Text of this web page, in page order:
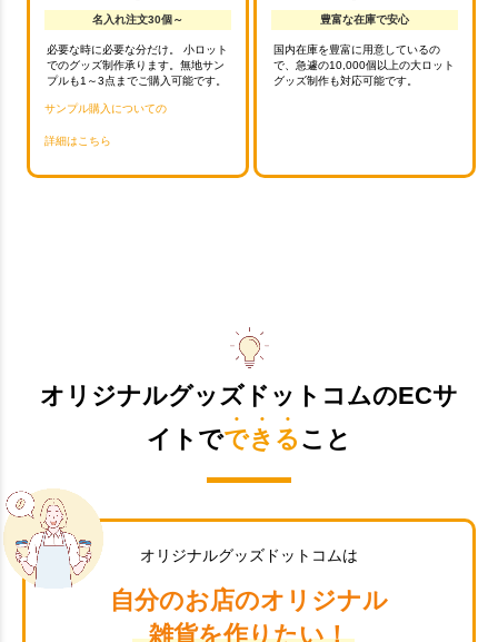
名入れ注文30個～
必要な時に必要な分だけ。 小ロット
でのグッズ制作承ります。無地サン
プルも1～3点までご購入可能です。
サンプル購入についての
詳細はこちら
豊富な在庫で安心
国内在庫を豊富に用意しているの
で、急遽の10,000個以上の大ロット
グッズ制作も対応可能です。
オリジナルグッズドットコムのECサ
イトでできる こと
オリジナルグッズドットコムは
自分のお店のオリジナル
雑貨を作りたい！